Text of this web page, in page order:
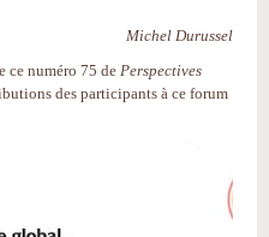
Michel Durussel
ce numéro 75 de Perspectives
des participants à ce forum